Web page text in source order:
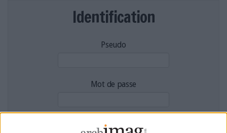
Identification
Pseudo
Mot de passe
Filtre anti-spam